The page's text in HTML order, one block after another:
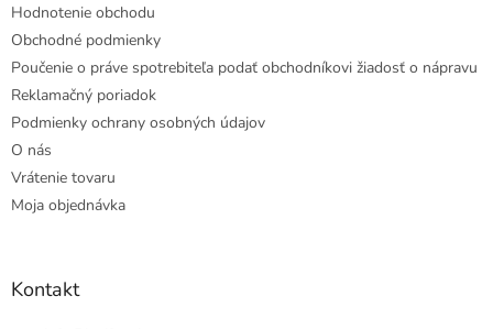
Hodnotenie obchodu
Obchodné podmienky
Poučenie o práve spotrebiteľa podať obchodníkovi žiadosť o nápravu
Reklamačný poriadok
Podmienky ochrany osobných údajov
O nás
Vrátenie tovaru
Moja objednávka
Kontakt